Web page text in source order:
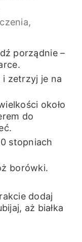
porządnie –
zetrzyj je na
około
do
stopniach
borówki.
dodaj
aż białka